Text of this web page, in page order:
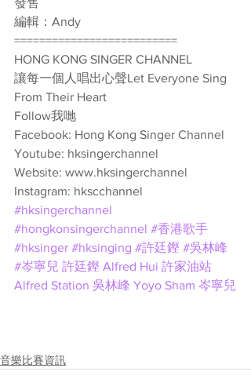
發售
編輯：Andy
==========================
HONG KONG SINGER CHANNEL
讓每一個人唱出心聲Let Everyone Sing
From Their Heart
Follow我哋
Facebook: Hong Kong Singer Channel
Youtube: hksingerchannel
Website: www.hksingerchannel
Instagram: hkscchannel
#hksingerchannel
#hongkonsingerchannel #香港歌手
#hksinger #hksinging #許廷鏗 #吳林峰
#岑寧兒 許廷鏗 Alfred Hui 許家油站
Alfred Station 吳林峰 Yoyo Sham 岑寧兒
音樂比賽資訊